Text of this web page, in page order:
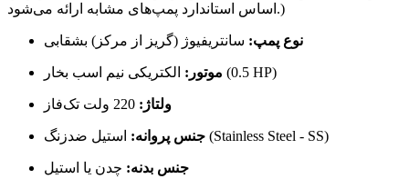
اساس استاندارد پمپ‌های مشابه ارائه می‌شود.)
نوع پمپ: سانتریفیوژ (گریز از مرکز) بشقابی
موتور: الکتریکی نیم اسب‌ بخار (0.5 HP)
ولتاژ:
جنس پروانه: استیل ضدزنگ (Stainless Steel - SS)
جنس بدنه: چدن یا استیل